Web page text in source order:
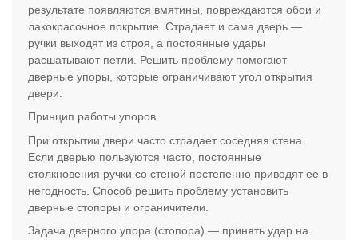
результате появляются вмятины, повреждаются обои и
лакокрасочное покрытие. Страдает и сама дверь —
ручки выходят из строя, а постоянные удары
расшатывают петли. Решить проблему помогают
дверные упоры, которые ограничивают угол открытия
двери.
Принцип работы упоров
При открытии двери часто страдает соседняя стена.
Если дверью пользуются часто, постоянные
столкновения ручки со стеной постепенно приводят ее в
негодность. Способ решить проблему установить
дверные стопоры и ограничители.
Задача дверного упора (стопора) — принять удар на